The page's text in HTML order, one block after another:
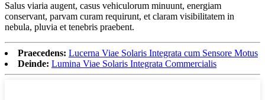
Salus viaria augent, casus vehiculorum minuunt, energiam
conservant, parvam curam requirunt, et claram visibilitatem in
nebula, pluvia et tenebris praebent.
Praecedens: Lucerna Viae Solaris Integrata cum Sensore Motus
Deinde: Lumina Viae Solaris Integrata Commercialis